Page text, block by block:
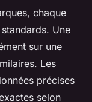
chaque
Une
sur une
Les
précises
selon